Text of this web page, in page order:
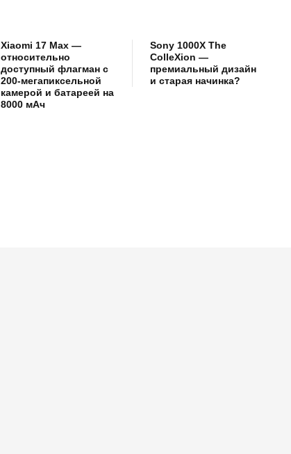
Xiaomi 17 Max —
относительно
доступный флагман с
200-мегапиксельной
камерой и батареей на
8000 мАч
Sony 1000X The
ColleXion —
премиальный дизайн
и старая начинка?